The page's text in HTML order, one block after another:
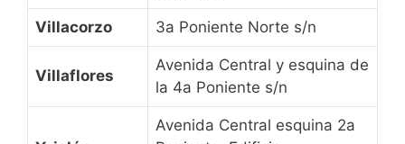
Villacorzo 3a Poniente Norte s/n
Villaflores
Avenida Central y esquina de
la 4a Poniente s/n
Avenida Central esquina 2a